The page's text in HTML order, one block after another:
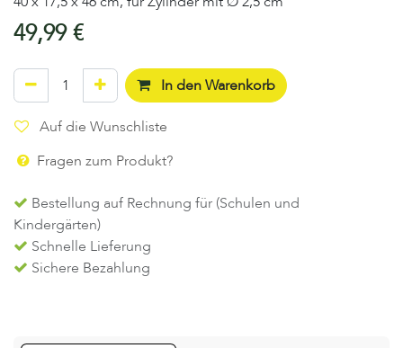
49,99€
In den Warenkorb
Auf die Wunschliste
Fragen zum Produkt?
Bestellung auf Rechnung für (Schulen und
Kindergärten)
Schnelle Lieferung
Sichere Bezahlung